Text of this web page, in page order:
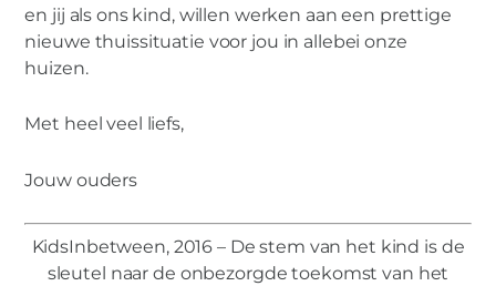
en jij als ons kind, willen werken aan een prettige
nieuwe thuissituatie voor jou in allebei onze
huizen.
Met heel veel liefs,
Jouw ouders
KidsInbetween, 2016 – De stem van het kind is de
sleutel naar de onbezorgde toekomst van het